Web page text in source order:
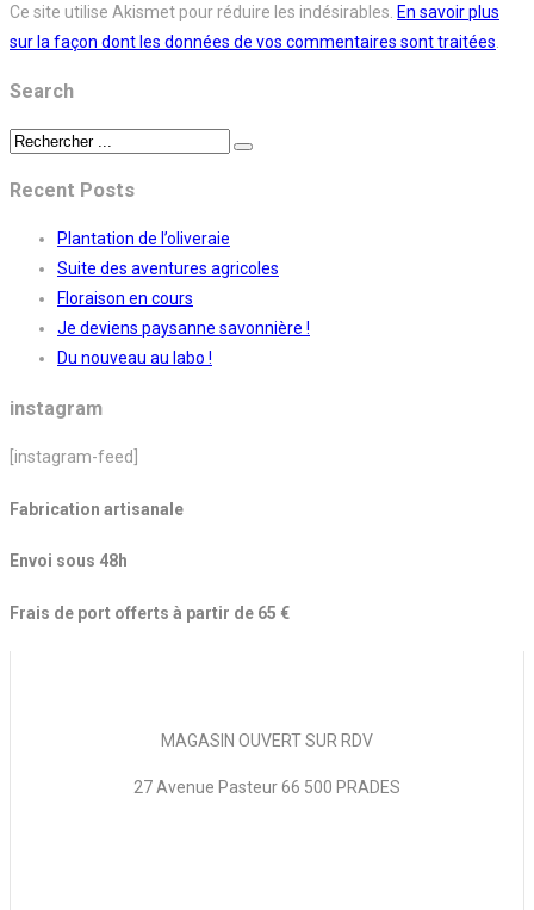
Ce site utilise Akismet pour réduire les indésirables. En savoir plus
sur la façon dont les données de vos commentaires sont traitées
Search
Recent Posts
Plantation de l’oliveraie
Suite des aventures agricoles
Floraison en cours
Je deviens paysanne savonnière !
Du nouveau au labo !
instagram
[instagram-feed]
Fabrication artisanale
Envoi sous 48h
Frais de port offerts à partir de 65 €
MAGASIN OUVERT SUR RDV
27 Avenue Pasteur 66 500 PRADES